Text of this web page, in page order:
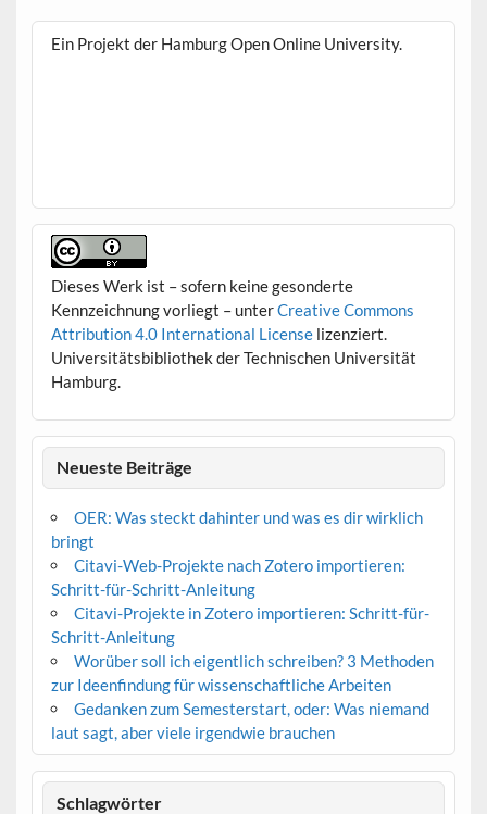
Ein Projekt der Hamburg Open Online University.
Dieses Werk ist – sofern keine gesonderte
Kennzeichnung vorliegt – unterCreative Commons
Attribution 4.0 International Licenselizenziert.
Universitätsbibliothek der Technischen Universität
Hamburg.
Neueste Beiträge
OER: Was steckt dahinter und was es dir wirklich
bringt
Citavi-Web-Projekte nach Zotero importieren:
Schritt-für-Schritt-Anleitung
Citavi-Projekte in Zotero importieren: Schritt-für-
Schritt-Anleitung
Worüber soll ich eigentlich schreiben? 3 Methoden
zur Ideenfindung für wissenschaftliche Arbeiten
Gedanken zum Semesterstart, oder: Was niemand
laut sagt, aber viele irgendwie brauchen
Schlagwörter